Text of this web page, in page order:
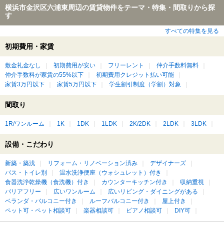
横浜市金沢区六浦東周辺の賃貸物件をテーマ・特集・間取りから探
す
すべての特集を見る
初期費用・家賃
敷金礼金なし 初期費用が安い フリーレント
仲介手数料無料
仲介手数料が家賃の55%以下
初期費用クレジット払い可能
家賃3万円以下
家賃5万円以下 学生割引制度（学割）対象
間取り
1R/ワンルーム 1K 1DK 1LDK 2K/2DK 2LDK 3LDK
設備・こだわり
新築・築浅 リフォーム・リノベーション済み
デザイナーズ
バス・トイレ別
温水洗浄便座（ウォシュレット）付き
食器洗浄乾燥機（食洗機）付き
カウンターキッチン付き
収納重視
バリアフリー
広いワンルーム
広いリビング・ダイニングがある
ベランダ・バルコニー付き
ルーフバルコニー付き
屋上付き
ペット可・ペット相談可
楽器相談可 ピアノ相談可 DIY可